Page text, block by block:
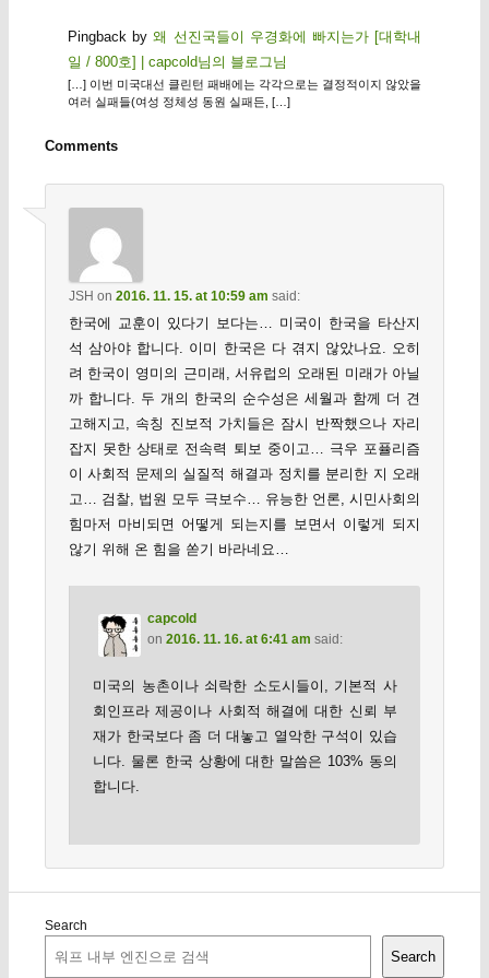
Pingback by왜 선진국들이 우경화에 빠지는가 [대학내
일 / 800호] | capcold님의 블로그님
[…] 이번 미국대선 클린턴 패배에는 각각으로는 결정적이지 않았을
여러 실패들(여성 정체성 동원 실패든, […]
Comments
JSH on 2016. 11. 15. at 10:59 am said:
한국에 교훈이 있다기 보다는… 미국이 한국을 타산지
석 삼아야 합니다. 이미 한국은 다 겪지 않았나요. 오히
려 한국이 영미의 근미래, 서유럽의 오래된 미래가 아닐
까 합니다. 두 개의 한국의 순수성은 세월과 함께 더 견
고해지고, 속칭 진보적 가치들은 잠시 반짝했으나 자리
잡지 못한 상태로 전속력 퇴보 중이고… 극우 포퓰리즘
이 사회적 문제의 실질적 해결과 정치를 분리한 지 오래
고… 검찰, 법원 모두 극보수… 유능한 언론, 시민사회의
힘마저 마비되면 어떻게 되는지를 보면서 이렇게 되지
않기 위해 온 힘을 쏟기 바라네요…
capcold
on 2016. 11. 16. at 6:41 am said:
미국의 농촌이나 쇠락한 소도시들이, 기본적 사
회인프라 제공이나 사회적 해결에 대한 신뢰 부
재가 한국보다 좀 더 대놓고 열악한 구석이 있습
니다. 물론 한국 상황에 대한 말씀은 103% 동의
합니다.
Search
Search